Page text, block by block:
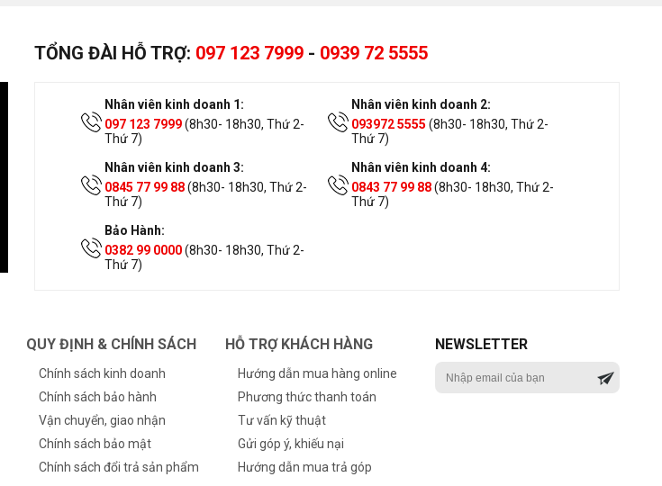
TỔNG ĐÀI HỖ TRỢ: 097 123 7999 - 0939 72 5555
Nhân viên kinh doanh 1:
097 123 7999(8h30- 18h30, Thứ 2-
Thứ 7)
Nhân viên kinh doanh 2:
093972 5555 (8h30- 18h30, Thứ 2-
Thứ 7)
Nhân viên kinh doanh 3:
0845 77 99 88(8h30- 18h30, Thứ 2-
Thứ 7)
Nhân viên kinh doanh 4:
0843 77 99 88(8h30- 18h30, Thứ 2-
Thứ 7)
Bảo Hành:
0382 99 0000(8h30- 18h30, Thứ 2-
Thứ 7)
QUY ĐỊNH & CHÍNH SÁCH
Chính sách kinh doanh
Chính sách bảo hành
Vận chuyển, giao nhận
Chính sách bảo mật
Chính sách đổi trả sản phẩm
HỖ TRỢ KHÁCH HÀNG
Hướng dẫn mua hàng online
Phương thức thanh toán
Tư vấn kỹ thuật
Gửi góp ý, khiếu nại
Hướng dẫn mua trả góp
NEWSLETTER